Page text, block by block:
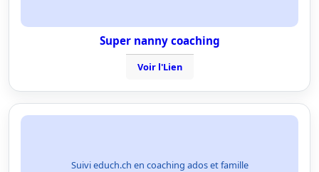
Super nanny coaching
Voir l'Lien
Suivi educh.ch en coaching ados et famille